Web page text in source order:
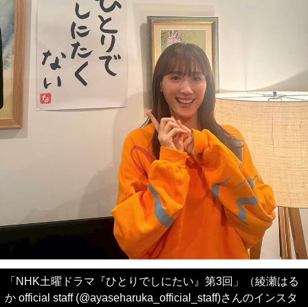
「NHK土曜ドラマ『ひとりでしにたい』第3回」（綾瀬はる
か official staff (@ayaseharuka_official_staff)さんのインスタ